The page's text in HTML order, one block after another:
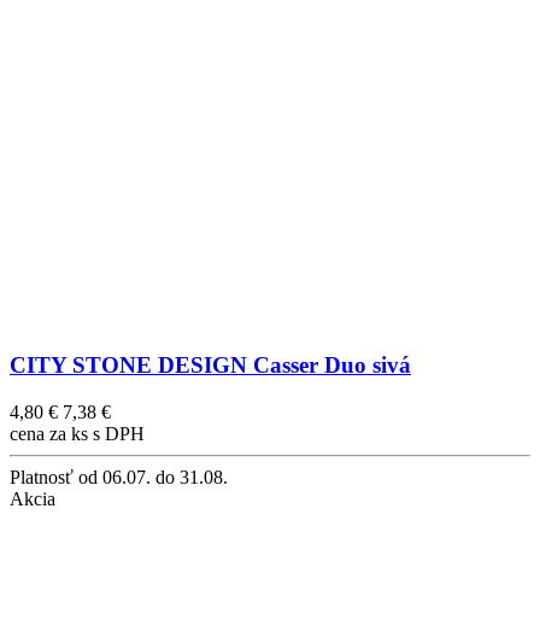
CITY STONE DESIGN Casser Duo sivá
4,80 € 7,38 €
cena za ks s DPH
Platnosť od 06.07. do 31.08.
Akcia